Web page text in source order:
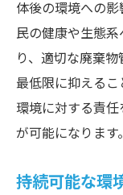
解体後
体後の環境への
民の健康や生態
り、適切な廃棄
最低限に抑えるこ
環境に対する責
が可能になります。
持続可能な環